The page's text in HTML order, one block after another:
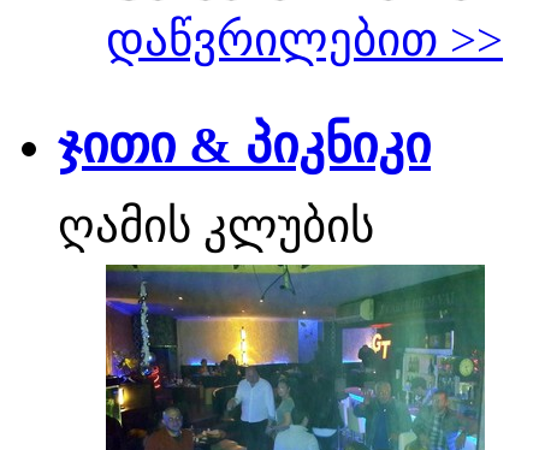
დაწვრილებით >>
ჯითი & პიკნიკი
ღამის კლუბის